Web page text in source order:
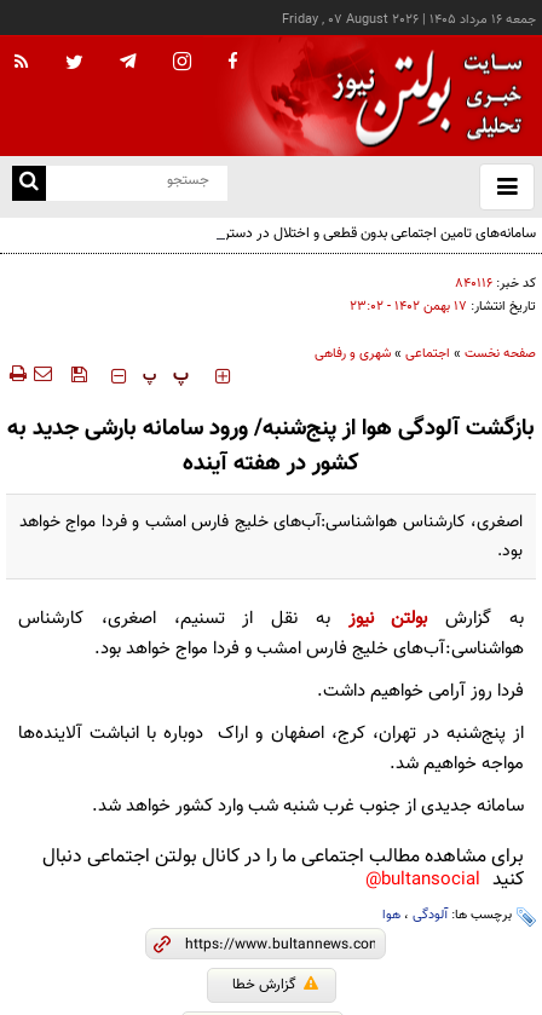
جمعه ۱۶ مرداد ۱۴۰۵ |
Friday , 07 August 2026
باز
و
سامانه‌های تامین اجتماعی بدون قطعی و اختلال در دسترس است
کد خبر: ۸۴۰۱۱۶
تاریخ انتشار: ۱۷ بهمن ۱۴۰۲ - ۲۳:۰۲
صفحه نخست » اجتماعی »شهری و رفاهی
‍‍‍ پ پ
بازگشت آلودگی هوا از پنج‌شنبه/ ورود سامانه بارشی جدید به
کشور در هفته آینده
اصغری، کارشناس هواشناسی:آب‌های خلیج فارس امشب و فردا مواج خواهد
بود.
به گزارشبولتن نیوز
به نقل از تسنیم، اصغری، کارشناس
هواشناسی:آب‌های خلیج فارس امشب و فردا مواج خواهد بود.
فردا روز آرامی خواهیم داشت.
از پنج‌شنبه در تهران، کرج، اصفهان و اراک دوباره با انباشت آلاینده‌ها
مواجه خواهیم شد.
سامانه جدیدی از جنوب غرب شنبه شب وارد کشور خواهد شد.
برای مشاهده مطالب اجتماعی ما را در کانال بولتن اجتماعی دنبال
کنید bultansocial@
برچسب ها:آلودگی ، هوا
گزارش خطا